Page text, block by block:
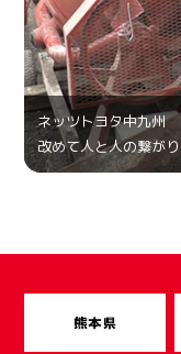
ネッツトヨタ中九州
改めて人と人の繋が